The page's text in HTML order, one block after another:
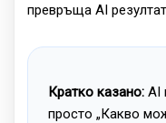
превръща AI
Кратко казано: AI
просто „Какво